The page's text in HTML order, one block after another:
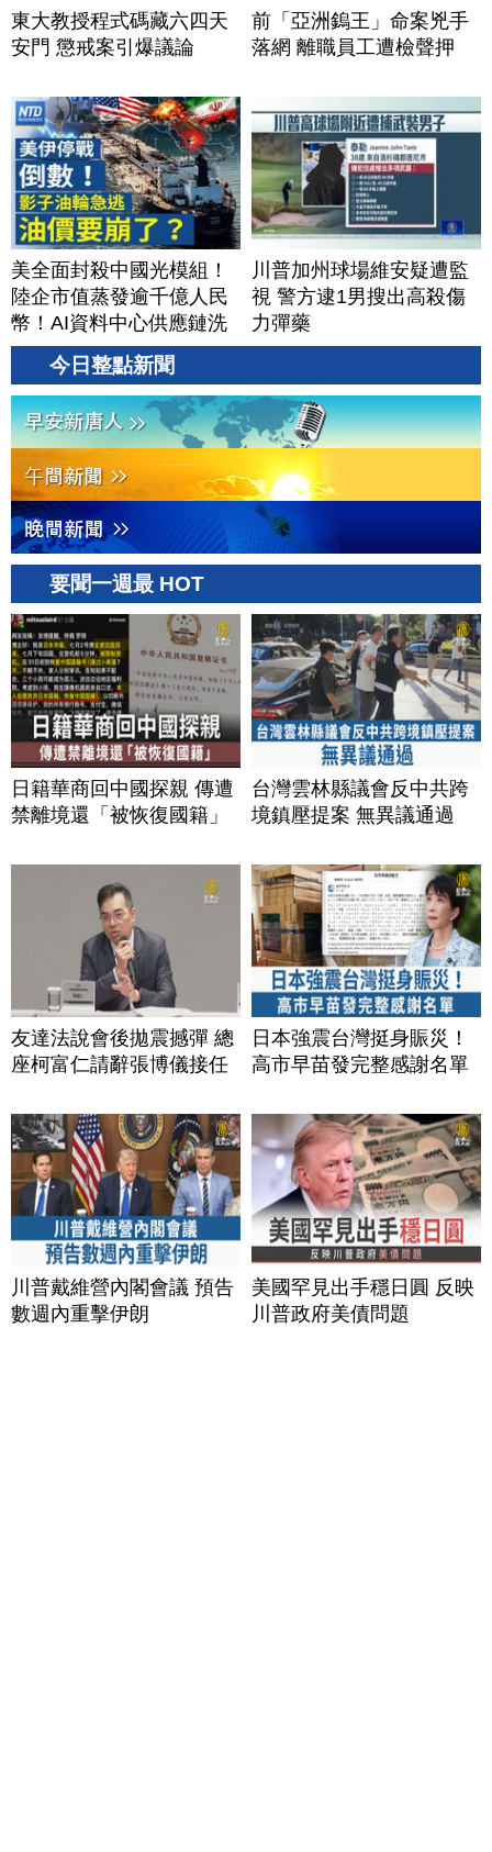
東大教授程式碼藏六四天
安門 懲戒案引爆議論
前「亞洲鎢王」命案兇手
落網 離職員工遭檢聲押
美全面封殺中國光模組！
陸企市值蒸發逾千億人民
幣！AI資料中心供應鏈洗
牌？台灣喜迎轉單！成關
鍵樞紐？｜#財經新聞
│20260805 (三)
川普加州球場維安疑遭監
視 警方逮1男搜出高殺傷
力彈藥
今日整點新聞
要聞一週最 HOT
日籍華商回中國探親 傳遭
禁離境還「被恢復國籍」
台灣雲林縣議會反中共跨
境鎮壓提案 無異議通過
友達法說會後拋震撼彈 總
座柯富仁請辭張博儀接任
日本強震台灣挺身賑災！
高市早苗發完整感謝名單
川普戴維營內閣會議 預告
數週內重擊伊朗
美國罕見出手穩日圓 反映
川普政府美債問題